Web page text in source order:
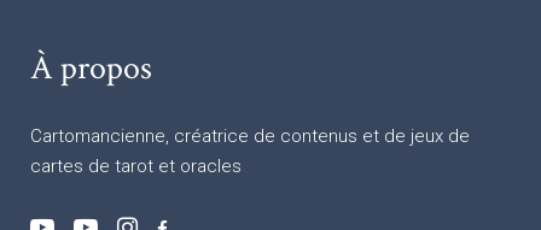
À propos
Cartomancienne, créatrice de contenus et de jeux de
cartes de tarot et oracles